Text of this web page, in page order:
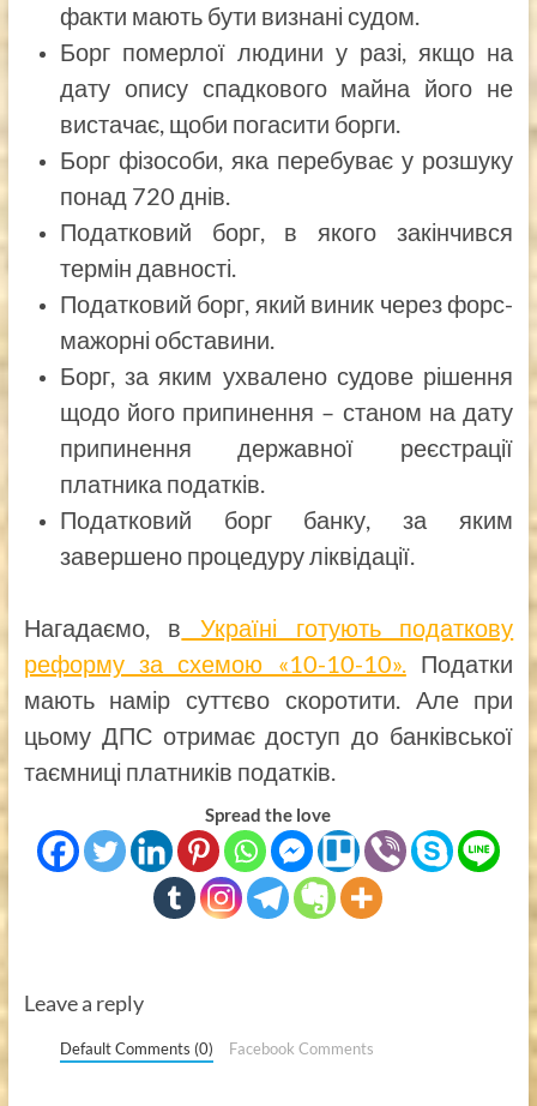
факти мають бути визнані судом.
Борг померлої людини у разі, якщо на
дату опису спадкового майна його не
вистачає, щоби погасити борги.
Борг фізособи, яка перебуває у розшуку
понад 720 днів.
Податковий борг, в якого закінчився
термін давності.
Податковий борг, який виник через форс-
мажорні обставини.
Борг, за яким ухвалено судове рішення
щодо його припинення – станом на дату
припинення державної реєстрації
платника податків.
Податковий борг банку, за яким
завершено процедуру ліквідації.
Нагадаємо, в Україні готують податкову
реформу за схемою «10-10-10».Податки
мають намір суттєво скоротити. Але при
цьому ДПС отримає доступ до банківської
таємниці платників податків.
Spread the love
Leave a reply
Default Comments (0) Facebook Comments